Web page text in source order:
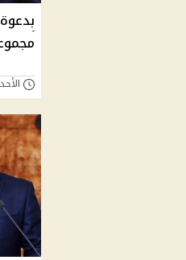
الأحد 14/يونيو/2026 - 08:46 م